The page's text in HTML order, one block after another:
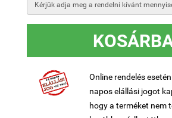
Kérjük adja meg a rendelni kívánt
Online rendelés
napos elállási jogot
hogy a terméket nem